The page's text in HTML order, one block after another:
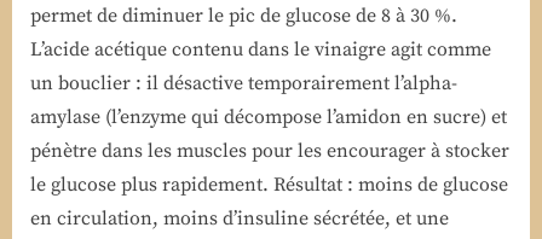
permet de diminuer le pic de glucose de 8 à 30 %.
L’acide acétique contenu dans le vinaigre agit comme
un bouclier : il désactive temporairement l’alpha-
amylase (l’enzyme qui décompose l’amidon en sucre) et
pénètre dans les muscles pour les encourager à stocker
le glucose plus rapidement. Résultat : moins de glucose
en circulation, moins d’insuline sécrétée, et une